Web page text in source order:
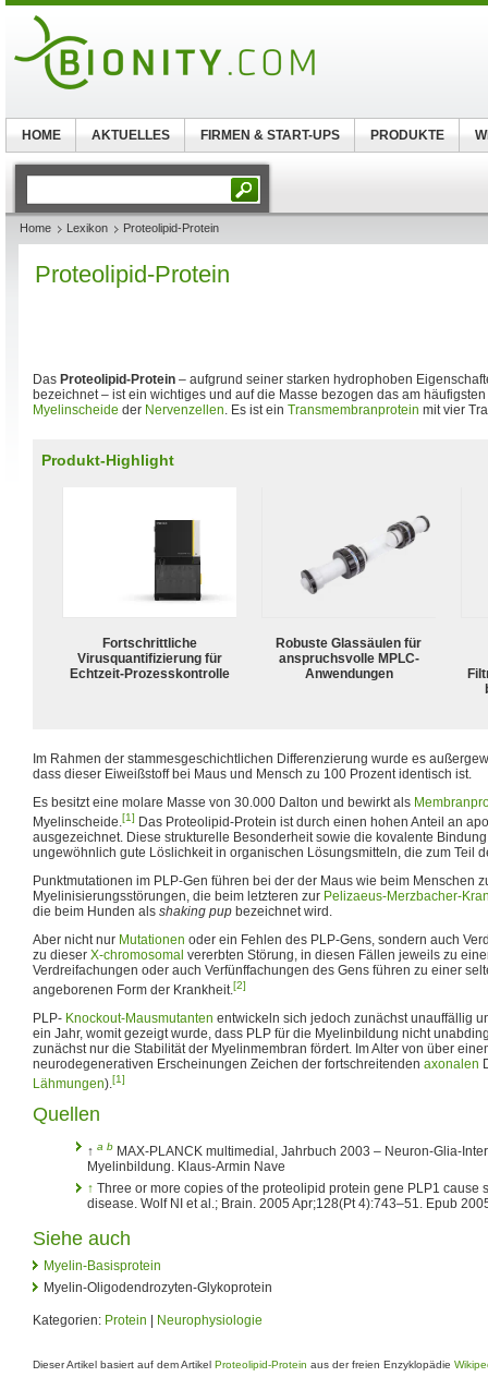
Home Lexikon Proteolipid-Protein
Proteolipid-Protein
Das Proteolipid-Protein – aufgrund seiner starken hydrophoben
bezeichnet – ist ein wichtiges und auf die Masse bezogen das am
Myelinscheide der Nervenzellen. Es ist ein Transmembranprotein mit vier
Produkt-Highlight
Fortschrittliche
Virusquantifizierung für
Echtzeit-Prozesskontrolle
Robuste Glassäulen für
anspruchsvolle MPLC-
Anwendungen
Im Rahmen der stammesgeschichtlichen Differenzierung wurde es
dass dieser Eiweißstoff bei Maus und Mensch zu 100 Prozent identisch ist.
Es besitzt eine molare Masse von 30.000 Dalton und bewirkt als
Myelinscheide.[1] Das Proteolipid-Protein ist durch einen hohen Anteil an
ausgezeichnet. Diese strukturelle Besonderheit sowie die kovalente
ungewöhnlich gute Löslichkeit in organischen Lösungsmitteln, die zum Teil
Punktmutationen im PLP-Gen führen bei der der Maus wie beim Menschen
Myelinisierungsstörungen, die beim letzteren zur Pelizaeus-Merzbacher-
die beim Hunden als shaking pup bezeichnet wird.
Aber nicht nur Mutationen oder ein Fehlen des PLP-Gens, sondern auch
zu dieser X-chromosomal vererbten Störung, in diesen Fällen jeweils zu
Verdreifachungen oder auch Verfünffachungen des Gens führen zu einer
angeborenen Form der Krankheit.[2]
PLP- Knockout-Mausmutanten entwickeln sich jedoch zunächst unauffällig
ein Jahr, womit gezeigt wurde, dass PLP für die Myelinbildung nicht
zunächst nur die Stabilität der Myelinmembran fördert. Im Alter von über
neurodegenerativen Erscheinungen Zeichen der fortschreitenden axonalen
Lähmungen).[1]
Quellen
↑ a b MAX-PLANCK multimedial, Jahrbuch 2003 – Neuron-Glia-
Myelinbildung. Klaus-Armin Nave
↑ Three or more copies of the proteolipid protein gene PLP1 cause
disease. Wolf NI et al.; Brain. 2005 Apr;128(Pt 4):743–51. Epub
Siehe auch
Myelin-Basisprotein
Myelin-Oligodendrozyten-Glykoprotein
Kategorien: Protein Neurophysiologie
Dieser Artikel basiert auf dem Artikel Proteolipid-Protein aus der freien Enzyklopädie
HOME AKTUELLES FIRMEN & START-UPS PRODUKTE